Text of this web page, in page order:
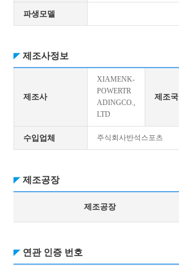
파생모델
제조사정보
제조사
XIAMENK-
POWERTR
ADINGCO.,
LTD
제조국
수입업체 주식회사반석스포츠
제조공장
제조공장
연관 인증 번호